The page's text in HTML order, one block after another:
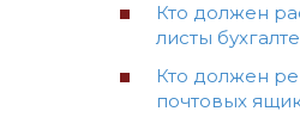
Кто должен
листы
Кто должен
почтовых